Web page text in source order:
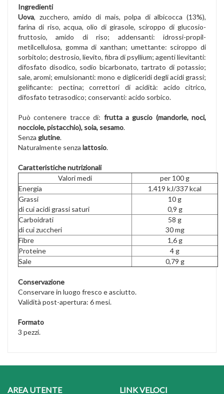
Ingredienti
Uova, zucchero, amido di mais, polpa di albicocca (13%),
farina di riso, acqua, olio di girasole, sciroppo di glucosio-
fruttosio, amido di riso; addensanti: idrossi-propil-
metilcellulosa, gomma di xanthan; umettante: sciroppo di
sorbitolo; destrosio, lievito, fibra di psyllium; agenti lievitanti:
difosfato disodico, sodio bicarbonato, tartrato di potassio;
sale, aromi; emulsionanti: mono e digliceridi degli acidi grassi;
gelificante: pectina; correttori di acidità: acido citrico,
difosfato tetrasodico; conservanti: acido sorbico.
Può contenere tracce di: frutta a guscio (mandorle, noci,
nocciole, pistacchio), soia, sesamo.
Senza glutine.
Naturalmente senza lattosio.
Caratteristiche nutrizionali
Valori medi
per 100 g
Energia
1.419 kJ/337 kcal
Grassi
di cui acidi grassi saturi
10 g
0,9 g
Carboidrati
di cui zuccheri
58 g
30 mg
Fibre
1,6 g
Proteine
4 g
Sale
0,79 g
Conservazione
Conservare in luogo fresco e asciutto.
Validità post-apertura: 6 mesi.
Formato
3 pezzi.
AREA UTENTE LINK VELOCI